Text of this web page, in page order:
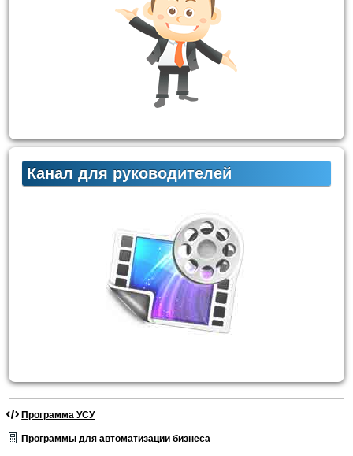
Канал для руководителей
Программа УСУ
Программы для автоматизации бизнеса